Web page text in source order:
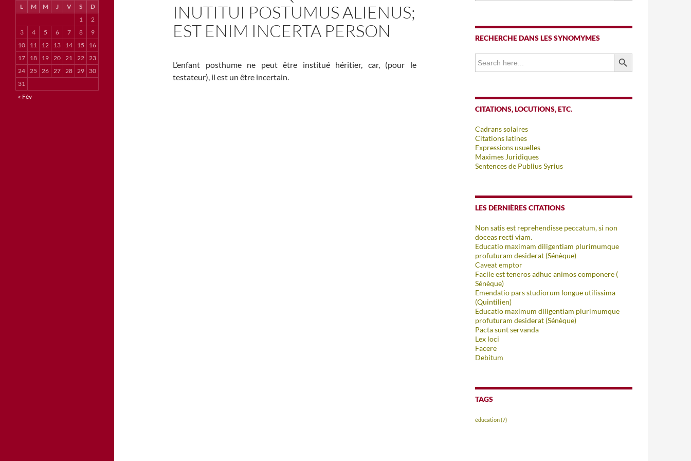
INUTITUI POSTUMUS ALIENUS;
EST ENIM INCERTA PERSON
L’enfant posthume ne peut être institué héritier, car, (pour le
testateur), il est un être incertain.
RECHERCHE DANS LES SYNOMYMES
Search
for:
SEARCH BUTTON
CITATIONS, LOCUTIONS, ETC.
Cadrans solaires
Citations latines
Expressions usuelles
Maximes Juridiques
Sentences de Publius Syrius
LES DERNIÈRES CITATIONS
Non satis est reprehendisse peccatum, si non
doceas recti viam.
Educatio maximam diligentiam plurimumque
profuturam desiderat (Sénèque)
Caveat emptor
Facile est teneros adhuc animos componere (
Sénèque)
Emendatio pars studiorum longue utilissima
(Quintilien)
Educatio maximum diligentiam plurimumque
profuturam desiderat (Sénèque)
Pacta sunt servanda
Lex loci
Facere
Debitum
TAGS
éducation(7)
L M M J V S
D
1
2
3
4 5 6 7 8
9
10
11 12 13 14 15
16
17
18 19 20 21 22 23
24 25 26 27 28 29
30
31
« Fév